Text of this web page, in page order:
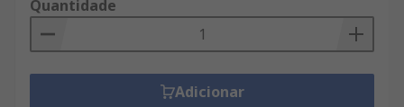
Quantidade
Adicionar